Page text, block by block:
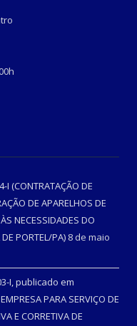
(CONTRATAÇÃO DE
DE APARELHOS DE
NECESSIDADES DO
PORTEL/PA) 8 de maio
I, publicado em
PARA SERVIÇO DE
E CORRETIVA DE